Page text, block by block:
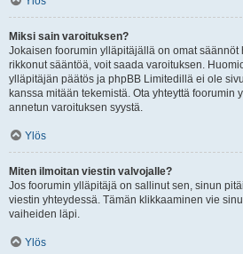
Miksi sain varoituksen?
Jokaisen foorumin ylläpitäjällä on omat
rikkonut sääntöä, voit saada varoituksen.
ylläpitäjän päätös ja phpBB Limitedillä ei ole
kanssa mitään tekemistä. Ota yhteyttä foorumin
annetun varoituksen syystä.
Ylös
Miten ilmoitan viestin valvojalle?
Jos foorumin ylläpitäjä on sallinut sen, sinun
viestin yhteydessä. Tämän klikkaaminen vie
vaiheiden läpi.
Ylös